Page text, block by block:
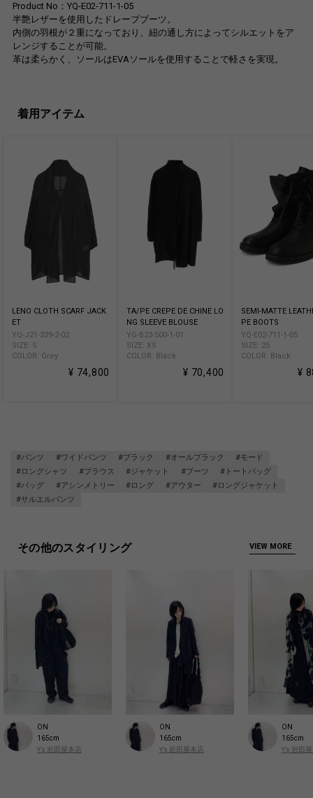
Product No：YQ-E02-711-1-05
半艶レザーを使用したドレープブーツ。
内側の羽根が２重になっており、紐の通し方によってシルエットをア
レンジすることが可能。
革は柔らかく、ソールはEVAソールを使用することで軽さを実現。
着用アイテム
LENO CLOTH SCARF JACK
ET
YQ-J21-329-2-02
SIZE: S
COLOR: Grey
¥ 74,800
TA/PE CREPE DE CHINE LO
NG SLEEVE BLOUSE
YG-B23-500-1-01
SIZE: XS
COLOR: Black
¥ 70,400
SEMI-MATTE
PE BOOTS
YQ-E02-711-1-05
SIZE: 25
COLOR: Black
¥
#パンツ #ワイドパンツ #ブラック #オールブラック
#モード
#ロングシャツ
#ブラウス #ジャケット #ブーツ
#トートバッグ
#バッグ
#アシンメトリー #ロング #アウター
#ロングジャケット
#サルエルパンツ
その他のスタイリング VIEW MORE
ON
165cm
Y’s 岩田屋本店
ON
165cm
Y’s 岩田屋本店
ON
165cm
Y’s 岩田